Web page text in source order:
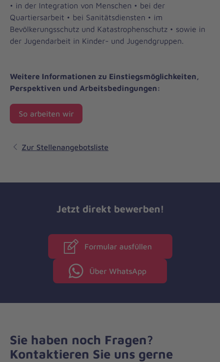
• in der Integration von Menschen • bei der
Quartiersarbeit • bei Sanitätsdiensten • im
Bevölkerungsschutz und Katastrophenschutz • sowie in
der Jugendarbeit in Kinder- und Jugendgruppen.
Weitere Informationen zu Einstiegsmöglichkeiten,
Perspektiven und Arbeitsbedingungen:
So arbeiten wir
Zur Stellenangebotsliste
Jetzt direkt bewerben!
Formular ausfüllen
Über WhatsApp
Sie haben noch Fragen?
Kontaktieren Sie uns gerne